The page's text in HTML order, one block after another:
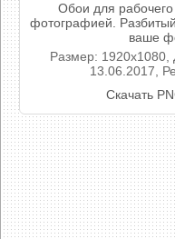
Обои для рабочего
фотографией.
ваше
Размер: 1920x1080,
13.06.2017,
Скачать